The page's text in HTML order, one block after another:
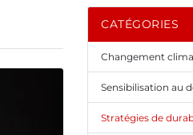
CATÉGORIES
Changement
Sensibilisation au
Stratégies de